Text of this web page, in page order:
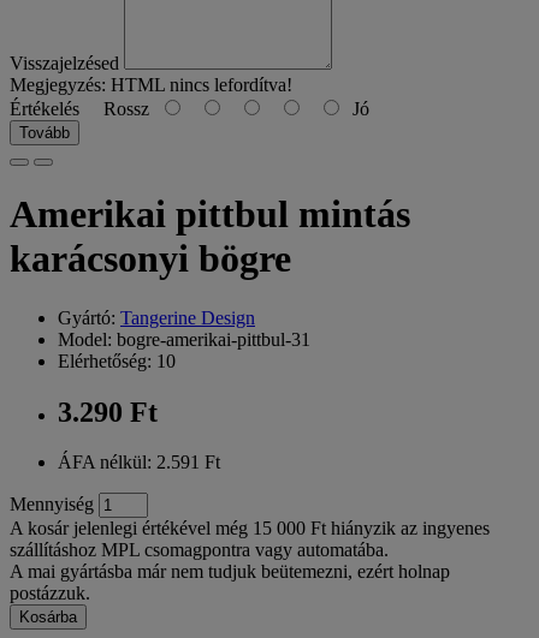
Visszajelzésed
Megjegyzés: HTML nincs lefordítva!
Értékelés Rossz Jó
Tovább
Amerikai pittbul mintás
karácsonyi bögre
Gyártó: Tangerine Design
Model: bogre-amerikai-pittbul-31
Elérhetőség: 10
3.290 Ft
ÁFA nélkül: 2.591 Ft
Mennyiség
A kosár jelenlegi értékével még 15 000 Ft hiányzik az ingyenes
szállításhoz MPL csomagpontra vagy automatába.
A mai gyártásba már nem tudjuk beütemezni, ezért holnap
postázzuk.
Kosárba